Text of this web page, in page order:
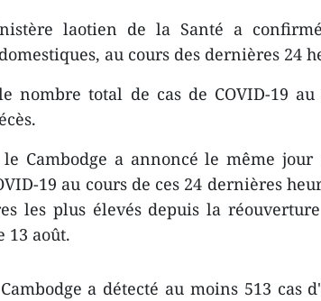
laotien de la Santé a
au cours des dernières 24
nombre total de cas de COVID-19 au
Cambodge a annoncé le même jour
19 au cours de ces 24 dernières
les plus élevés depuis la
13 août.
a détecté au moins 513 cas